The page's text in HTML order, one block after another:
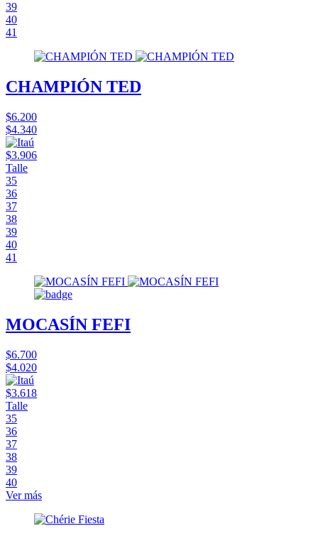
39
40
41
CHAMPIÓN TED
$6.200
$4.340
$3.906
Talle
35
36
37
38
39
40
41
MOCASÍN FEFI
$6.700
$4.020
$3.618
Talle
35
36
37
38
39
40
Ver más